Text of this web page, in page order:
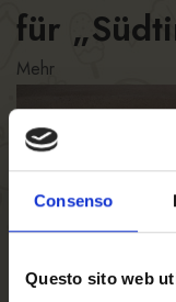
Consenso
Questo sito web
für
Mehr